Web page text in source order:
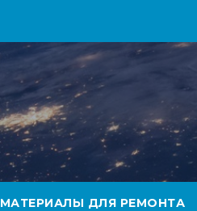
МАТЕРИАЛЫ ДЛЯ РЕМОНТА